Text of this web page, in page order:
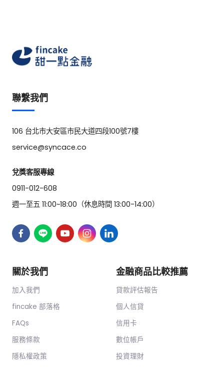
聯繫我們
106 台北市大安區市民大道四段100號7樓
service@syncace.co
兌獎客服專線
0911-012-608
週一至五 11:00~18:00（休息時間 13:00-14:00）
關於我們
加入我們
fincake 部落格
FAQs
服務條款
隱私權政策
金融商品比較推薦
貸款評估報告
個人信貸
信用卡
數位帳戶
投資理財